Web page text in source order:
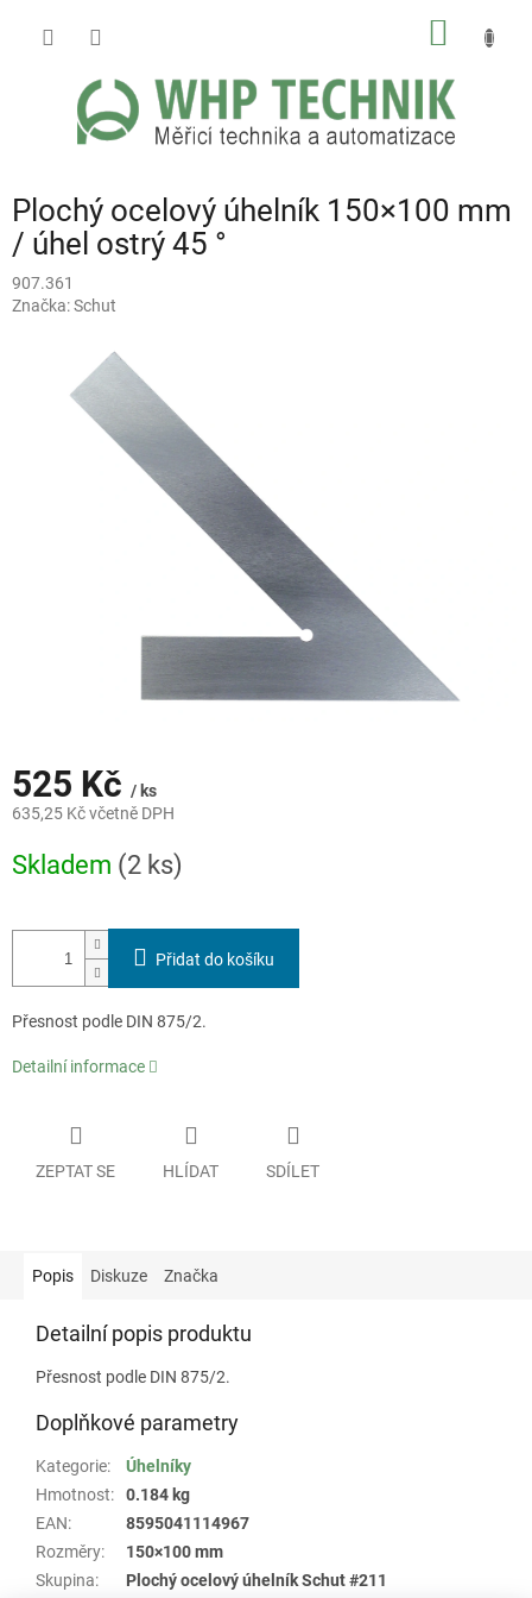
Plochý ocelový úhelník 150×100 mm
/ úhel ostrý 45 °
907.361
Značka:Schut
525 Kč / ks
635,25 Kč včetně DPH
cena:
Skladem (2 ks)
Přidat do košíku
Přesnost podle DIN 875/2.
Detailní informace
ZEPTAT SE HLÍDAT SDÍLET
Popis Diskuze Značka
Detailní popis produktu
Přesnost podle DIN 875/2.
Doplňkové parametry
Kategorie:
Úhelníky
Hmotnost:
0.184 kg
EAN:
8595041114967
Rozměry:
150×100 mm
Skupina: Plochý ocelový úhelník Schut #211